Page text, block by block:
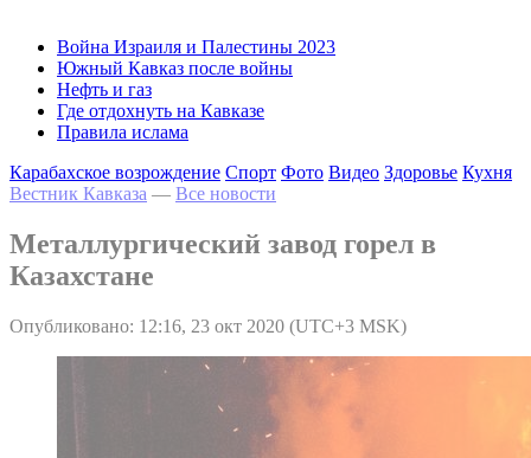
Война Израиля и Палестины 2023
Южный Кавказ после войны
Нефть и газ
Где отдохнуть на Кавказе
Правила ислама
Карабахское возрождение Спорт Фото Видео Здоровье Кухня
Вестник Кавказа — Все новости
Металлургический завод горел в
Казахстане
Опубликовано: 12:16, 23 окт 2020 (UTC+3 MSK)